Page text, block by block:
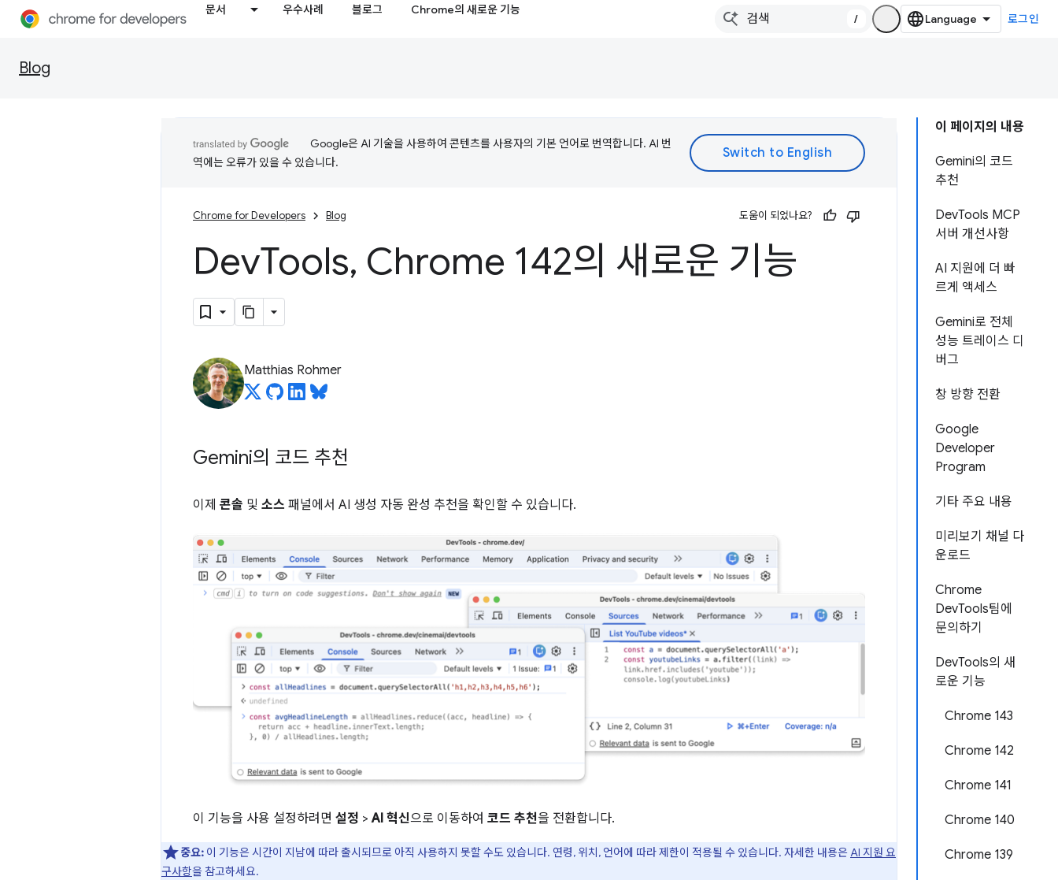
문서 우수사례 블로그 Chrome의 새로운 기능
/ 로그인
Blog
이 페이지의 내용
Gemini의 코드
추천
DevTools MCP
서버 개선사항
AI 지원에 더 빠
르게 액세스
Gemini로 전체
성능 트레이스 디
버그
창 방향 전환
Google
Developer
Program
기타 주요 내용
미리보기 채널 다
운로드
Chrome
DevTools팀에
문의하기
DevTools의 새
로운 기능
Chrome 143
Chrome 142
Chrome 141
Chrome 140
Chrome 139
Google은 AI 기술을 사용하여 콘텐츠를 사용자의 기본 언어로 번역합니다. AI 번
역에는 오류가 있을 수 있습니다.
Chrome for Developers Blog 도움이 되었나요?
DevTools, Chrome 142의 새로운 기능
Matthias Rohmer
Gemini의 코드 추천
이제 콘솔 및 소스 패널에서 AI 생성 자동 완성 추천을 확인할 수 있습니다.
이 기능을 사용 설정하려면 설정 >AI 혁신으로 이동하여 코드 추천을 전환합니다.
중요: 이 기능은 시간이 지남에 따라 출시되므로 아직 사용하지 못할 수도 있습니다. 연령, 위치, 언어에 따라 제한이 적용될 수 있습니다. 자세한 내용은AI 지원 요
구사항을 참고하세요.